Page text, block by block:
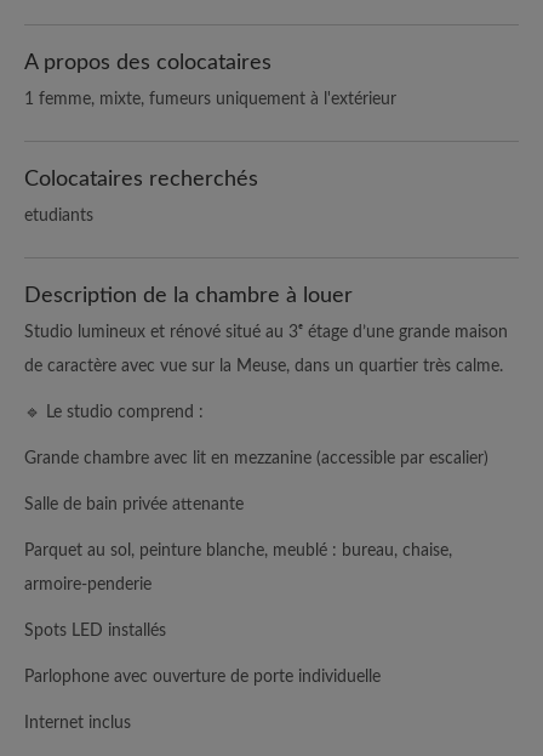
A propos des colocataires
1 femme, mixte, fumeurs uniquement à l'extérieur
Colocataires recherchés
etudiants
Description de la chambre à louer
Studio lumineux et rénové situé au 3ᵉ étage d’une grande maison
de caractère avec vue sur la Meuse, dans un quartier très calme.
🔹 Le studio comprend :
Grande chambre avec lit en mezzanine (accessible par escalier)
Salle de bain privée attenante
Parquet au sol, peinture blanche, meublé : bureau, chaise,
armoire-penderie
Spots LED installés
Parlophone avec ouverture de porte individuelle
Internet inclus